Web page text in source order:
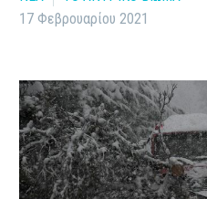
17 Φεβρουαρίου 2021